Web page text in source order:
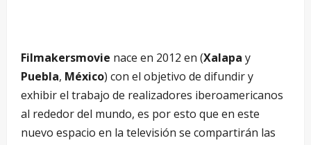
Filmakersmovie nace en 2012 en (Xalapa y
Puebla, México) con el objetivo de difundir y
exhibir el trabajo de realizadores iberoamericanos
al rededor del mundo, es por esto que en este
nuevo espacio en la televisión se compartirán las